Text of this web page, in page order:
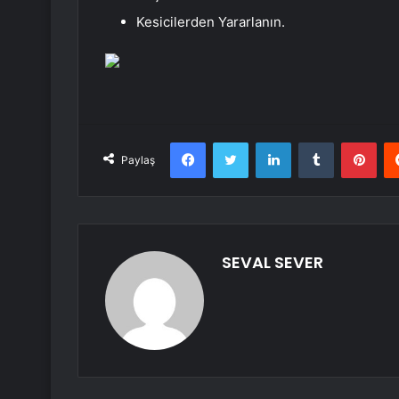
Kesicilerden Yararlanın.
Paylaş
FacebookTwitter LinkedInTumblr
SEVAL SEVER